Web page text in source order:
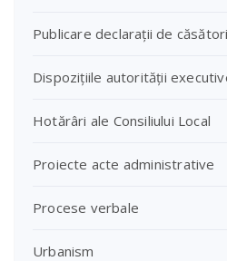
Publicare declarații de
Dispozițiile autorității
Hotărâri ale Consiliului Local
Proiecte acte administrative
Procese verbale
Urbanism